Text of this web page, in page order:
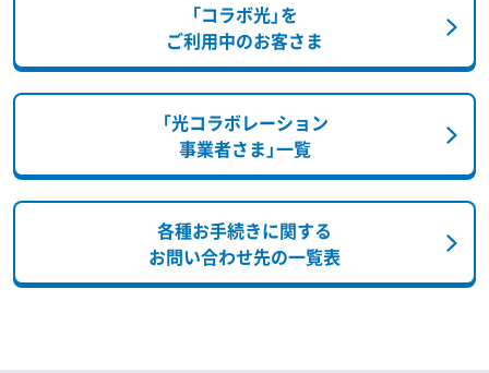
「コラボ光」を
ご利用中のお客さま
「光コラボレーション
事業者さま」一覧
各種お手続きに関する
お問い合わせ先の一覧表